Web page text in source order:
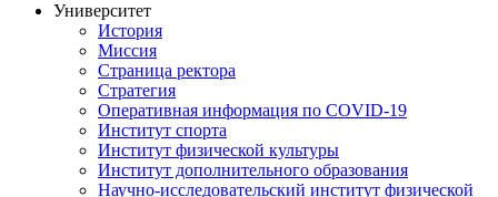
Университет
История
Миссия
Страница ректора
Стратегия
Оперативная информация по COVID-19
Институт спорта
Институт физической культуры
Институт дополнительного образования
Научно-исследовательский институт физической